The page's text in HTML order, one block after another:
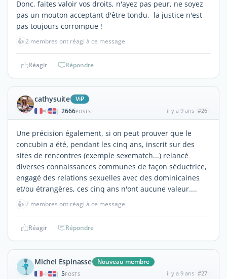
Donc, faites valoir vos droits, n'ayez pas peur, ne soyez
pas un mouton acceptant d'être tondu, la justice n'est
pas toujours corrompue !
👍2 membres ont réagi à ce message
Réagir Répondre
cathysuite ViP
| 2666POSTS il y a 9 ans #26
Une précision également, si on peut prouver que le
concubin a été, pendant les cinq ans, inscrit sur des
sites de rencontres (exemple sexematch...) relancé
diverses connaissances communes de façon séductrice,
engagé des relations sexuelles avec des dominicaines
et/ou étrangères, ces cinq ans n'ont aucune valeur....
👍2 membres ont réagi à ce message
Réagir Répondre
Michel Espinasse Nouveau membre
| 5POSTS il y a 9 ans #27